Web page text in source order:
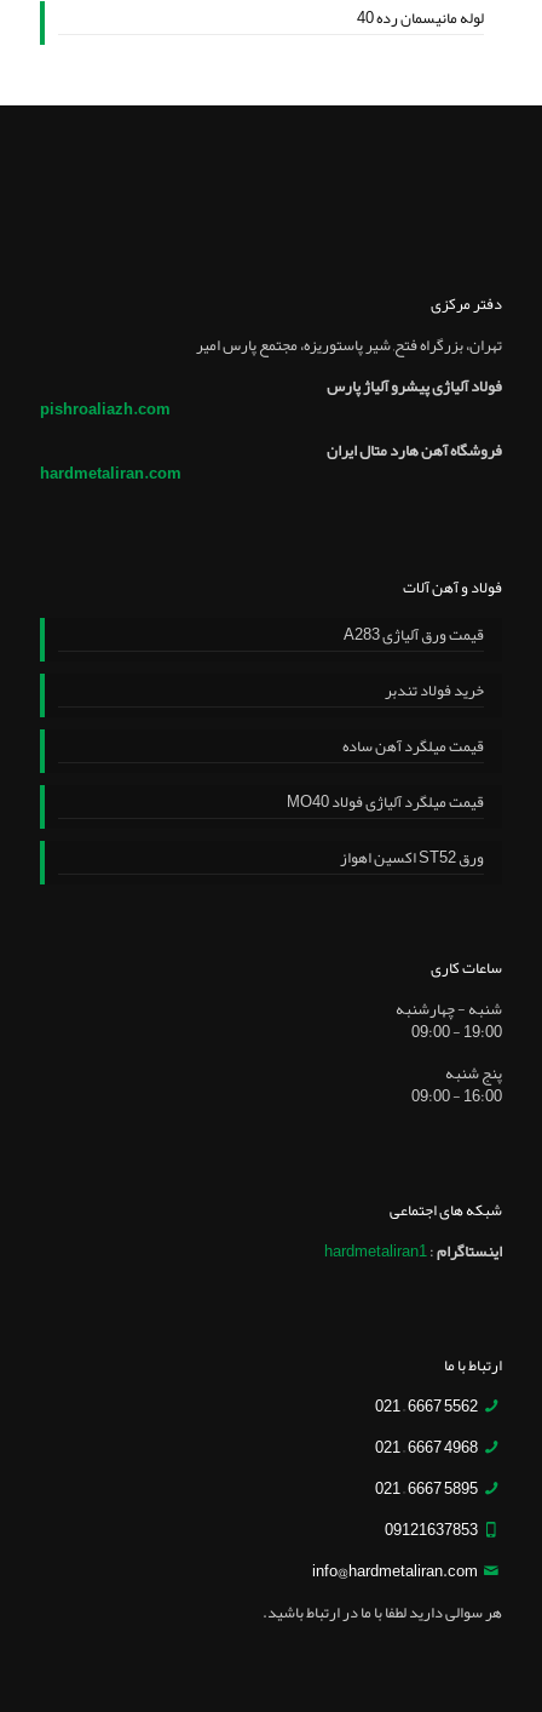
لوله مانیسمان رده 40
دفتر مرکزی
تهران، بزرگراه فتح, شير پاستوريزه، مجتمع پارس امير
فولاد آلیاژی پیشرو آلیاژ پارس
pishroaliazh.com
فروشگاه آهن هارد متال ایران
hardmetaliran.com
فولاد و آهن آلات
قیمت ورق آلیاژی A283
خرید فولاد تندبر
قیمت میلگرد آهن ساده
قیمت میلگرد آلیاژی فولاد MO40
ورق ST52 اکسین اهواز
ساعات کاری
شنبه - چهارشنبه
19:00 - 09:00
پنج شنبه
16:00 - 09:00
شبکه های اجتماعی
اینستاگرام:
hardmetaliran1
ارتباط با ما
5562 6667 – 021
4968 6667 – 021
5895 6667 – 021
09121637853
info@hardmetaliran.com
هر سوالی دارید لطفا با ما در ارتباط باشید.